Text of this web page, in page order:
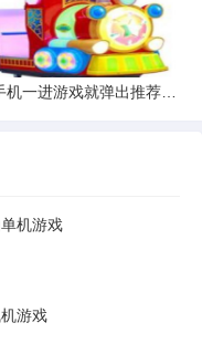
机游戏
游戏